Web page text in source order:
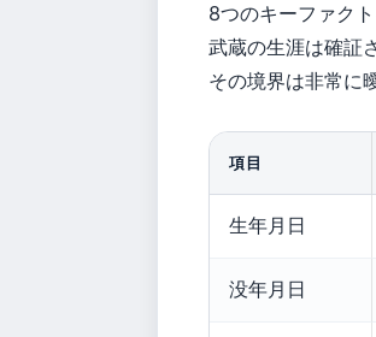
8つのキーファク
武蔵の生涯は確証
その境界は非常に
項目
生年月日
没年月日